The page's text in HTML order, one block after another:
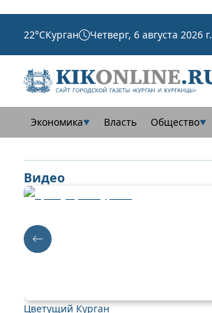
22°CКурган Четверг, 6 августа 2026 г.
Экономика▼ Власть Общество▼
Видео
Цветущий Курган